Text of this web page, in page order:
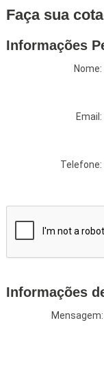
Faça sua
Informações
Nome:
Email:
Telefone:
Informações
Mensagem: